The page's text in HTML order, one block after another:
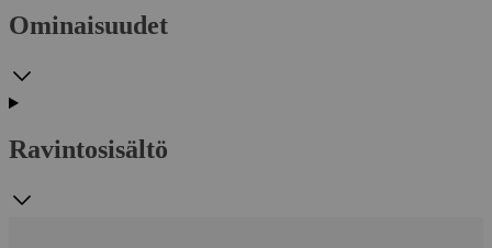
Ominaisuudet
Ravintosisältö